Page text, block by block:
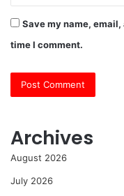
Save my name,
time I comment.
Archives
August 2026
July 2026